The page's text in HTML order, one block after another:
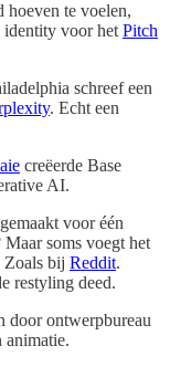
hoeven te voelen,
voor het Pitch
schreef een
. Echt een
creëerde Base
AI.
voor één
soms voegt het
Zoals bij Reddit.
restyling deed.
door ontwerpbureau